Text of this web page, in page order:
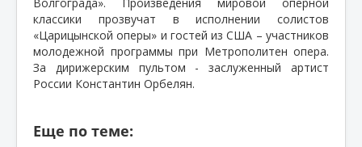
классики прозвучат в исполнении солистов
«Царицынской оперы» и гостей из США – участников
молодежной программы при Метрополитен опера.
За дирижерским пультом - заслуженный артист
России Константин Орбелян.
Еще по теме: